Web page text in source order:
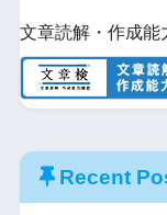
文章読解・作成能
Recent